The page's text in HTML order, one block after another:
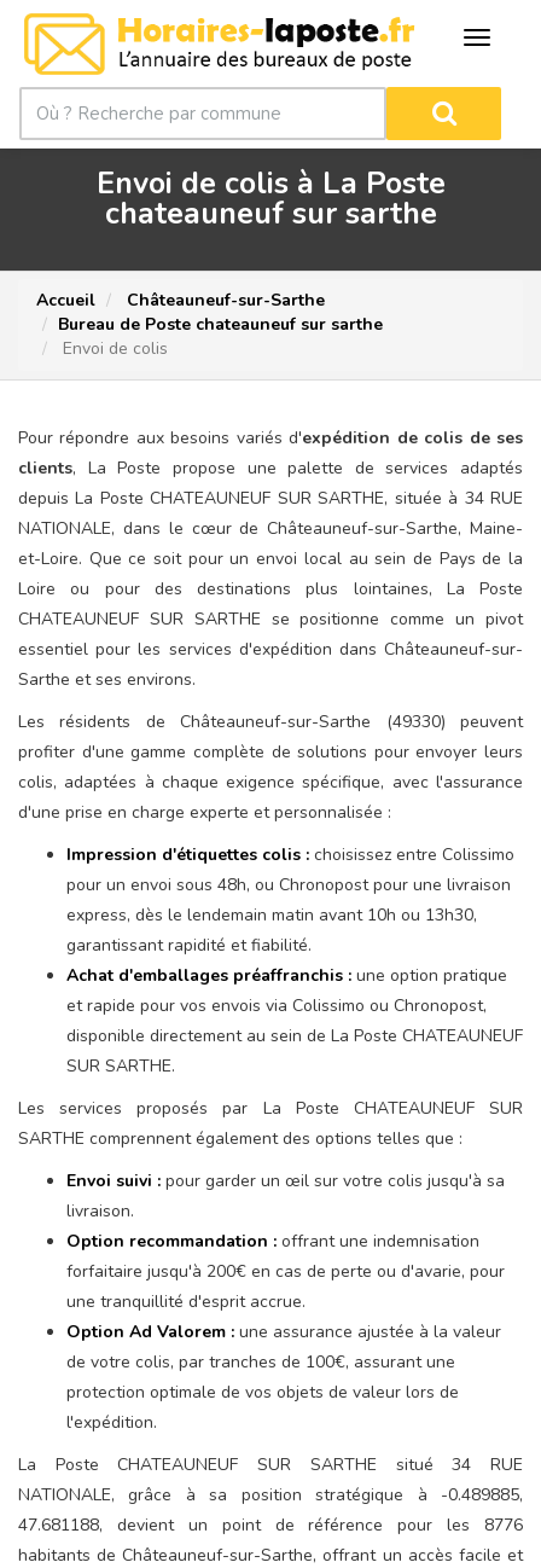
Envoi de colis à La Poste
chateauneuf sur sarthe
Accueil
Châteauneuf-sur-Sarthe
Bureau de Poste chateauneuf sur sarthe
Envoi de colis
Pour répondre aux besoins variés d'expédition de colis de ses
clients, La Poste propose une palette de services adaptés
depuis La Poste CHATEAUNEUF SUR SARTHE, située à 34 RUE
NATIONALE, dans le cœur de Châteauneuf-sur-Sarthe, Maine-
et-Loire. Que ce soit pour un envoi local au sein de Pays de la
Loire ou pour des destinations plus lointaines, La Poste
CHATEAUNEUF SUR SARTHE se positionne comme un pivot
essentiel pour les services d'expédition dans Châteauneuf-sur-
Sarthe et ses environs.
Les résidents de Châteauneuf-sur-Sarthe (49330) peuvent
profiter d'une gamme complète de solutions pour envoyer leurs
colis, adaptées à chaque exigence spécifique, avec l'assurance
d'une prise en charge experte et personnalisée :
Impression d'étiquettes colis : choisissez entre Colissimo
pour un envoi sous 48h, ou Chronopost pour une livraison
express, dès le lendemain matin avant 10h ou 13h30,
garantissant rapidité et fiabilité.
Achat d'emballages préaffranchis : une option pratique
et rapide pour vos envois via Colissimo ou Chronopost,
disponible directement au sein de La Poste CHATEAUNEUF
SUR SARTHE.
Les services proposés par La Poste CHATEAUNEUF SUR
SARTHE comprennent également des options telles que :
Envoi suivi : pour garder un œil sur votre colis jusqu'à sa
livraison.
Option recommandation : offrant une indemnisation
forfaitaire jusqu'à 200€ en cas de perte ou d'avarie, pour
une tranquillité d'esprit accrue.
Option Ad Valorem : une assurance ajustée à la valeur
de votre colis, par tranches de 100€, assurant une
protection optimale de vos objets de valeur lors de
l'expédition.
La Poste CHATEAUNEUF SUR SARTHE situé 34 RUE
NATIONALE, grâce à sa position stratégique à -0.489885,
47.681188, devient un point de référence pour les 8776
habitants de Châteauneuf-sur-Sarthe, offrant un accès facile et